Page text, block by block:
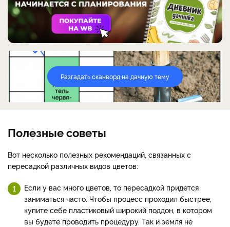
Разгадать сканворд на дачную тему
Полезные советы
Вот несколько полезных рекомендаций, связанных с
пересадкой различных видов цветов:
Если у вас много цветов, то пересадкой придется
заниматься часто. Чтобы процесс проходил быстрее,
купите себе пластиковый широкий поддон, в котором
вы будете проводить процедуру. Так и земля не